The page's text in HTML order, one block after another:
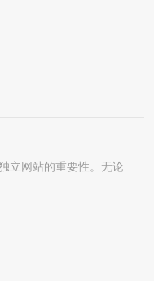
立网站的重要性。无论